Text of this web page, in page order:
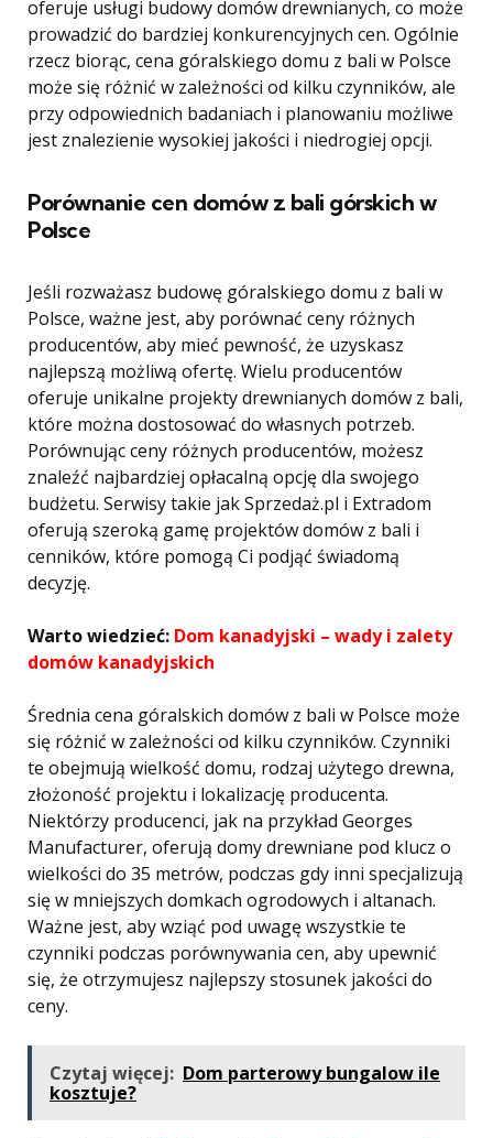
oferuje usługi budowy domów drewnianych, co może
prowadzić do bardziej konkurencyjnych cen. Ogólnie
rzecz biorąc, cena góralskiego domu z bali w Polsce
może się różnić w zależności od kilku czynników, ale
przy odpowiednich badaniach i planowaniu możliwe
jest znalezienie wysokiej jakości i niedrogiej opcji.
Porównanie cen domów z bali górskich w
Polsce
Jeśli rozważasz budowę góralskiego domu z bali w
Polsce, ważne jest, aby porównać ceny różnych
producentów, aby mieć pewność, że uzyskasz
najlepszą możliwą ofertę. Wielu producentów
oferuje unikalne projekty drewnianych domów z bali,
które można dostosować do własnych potrzeb.
Porównując ceny różnych producentów, możesz
znaleźć najbardziej opłacalną opcję dla swojego
budżetu. Serwisy takie jak Sprzedaż.pl i Extradom
oferują szeroką gamę projektów domów z bali i
cenników, które pomogą Ci podjąć świadomą
decyzję.
Warto wiedzieć: Dom kanadyjski – wady i zalety
domów kanadyjskich
Średnia cena góralskich domów z bali w Polsce może
się różnić w zależności od kilku czynników. Czynniki
te obejmują wielkość domu, rodzaj użytego drewna,
złożoność projektu i lokalizację producenta.
Niektórzy producenci, jak na przykład Georges
Manufacturer, oferują domy drewniane pod klucz o
wielkości do 35 metrów, podczas gdy inni specjalizują
się w mniejszych domkach ogrodowych i altanach.
Ważne jest, aby wziąć pod uwagę wszystkie te
czynniki podczas porównywania cen, aby upewnić
się, że otrzymujesz najlepszy stosunek jakości do
ceny.
Czytaj więcej: Dom parterowy bungalow ile
kosztuje?